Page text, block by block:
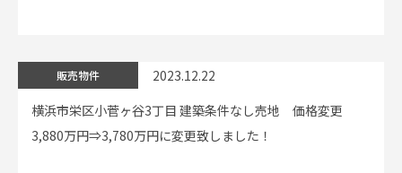
販売物件
2023.12.22
横浜市栄区小菅ヶ谷3丁目 建築条件なし売地 価格変更
3,880万円⇒3,780万円に変更致しました！